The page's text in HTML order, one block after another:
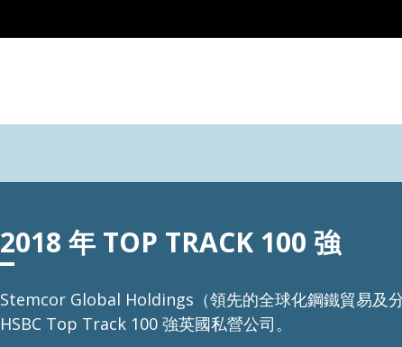
2018 年 TOP TRACK 100 強
Stemcor Global Holdings（領先的全球化鋼鐵貿易及
HSBC Top Track 100 強英國私營公司。